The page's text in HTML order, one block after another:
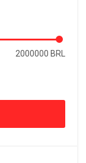
2000000 BRL